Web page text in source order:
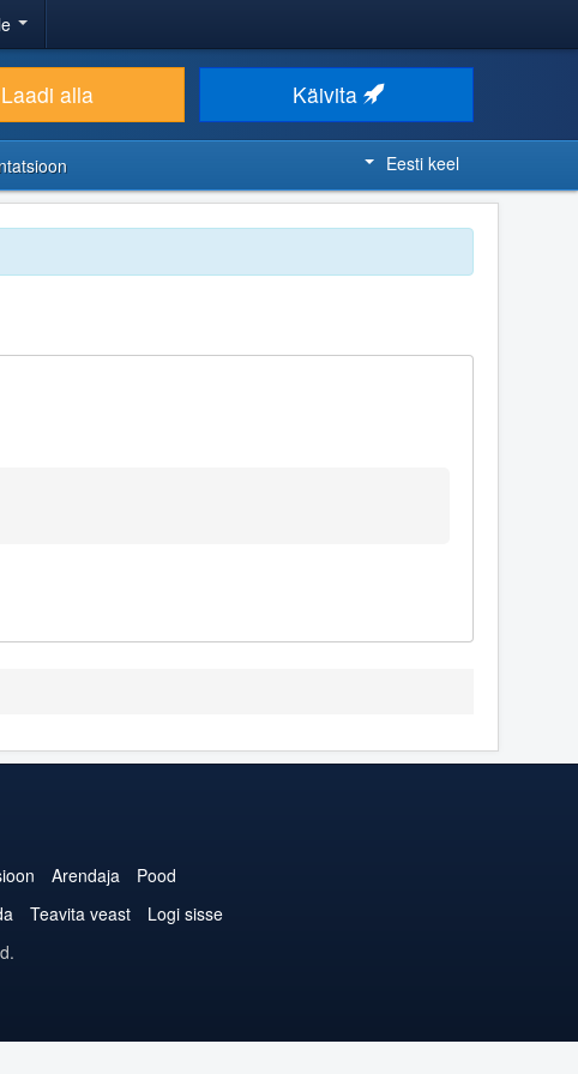
Laadi alla Käivita
Eesti keel
Arendaja
Pood
Teavita veast
Logi sisse